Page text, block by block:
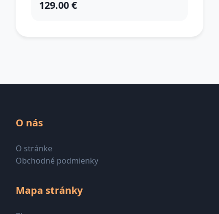
129.00 €
O nás
O stránke
Obchodné podmienky
Mapa stránky